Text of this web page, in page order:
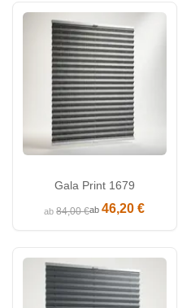
Gala Print 1679
ab84,00 €ab46,20 €